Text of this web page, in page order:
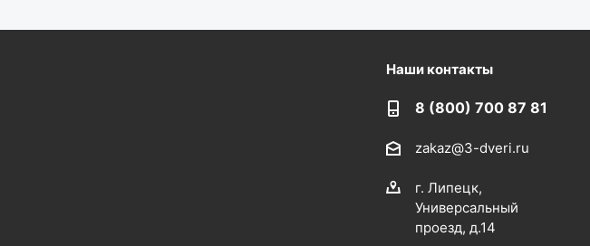
Наши контакты
8 (800) 700 87 81
zakaz@3-dveri.ru
г. Липецк,
Универсальный
проезд, д.14